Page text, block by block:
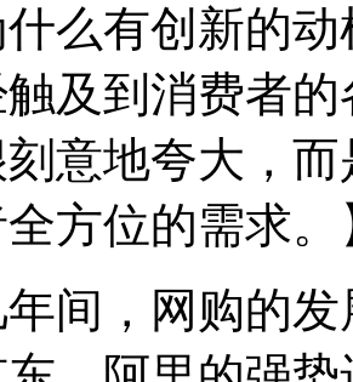
么有创新的
及到消费者
意地夸大，
方位的需求。
，网购的发